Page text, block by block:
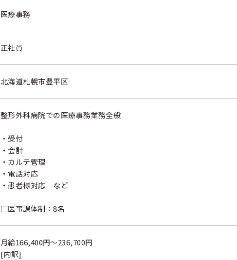
医療事務
正社員
北海道札幌市豊平区
整形外科病院での医療事務業務全般
・受付
・会計
・カルテ管理
・電話対応
・患者様対応 など
□医事課体制：8名
月給166,400円～236,700円
[内訳]